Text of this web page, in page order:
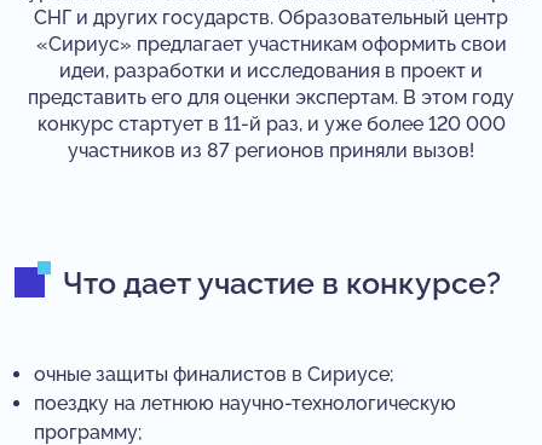
СНГ и других государств. Образовательный центр
«Сириус» предлагает участникам оформить свои
идеи, разработки и исследования в проект и
представить его для оценки экспертам. В этом году
конкурс стартует в 11-й раз, и уже более 120 000
участников из 87 регионов приняли вызов!
Что дает участие в конкурсе?
очные защиты финалистов в Сириусе;
поездку на летнюю научно-технологическую
программу;